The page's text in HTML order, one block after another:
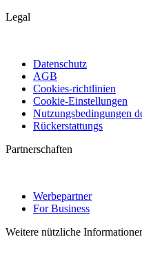
Legal
Datenschutz
AGB
Cookies-richtlinien
Cookie-Einstellungen
Nutzungsbedingungen
Rückerstattungs
Partnerschaften
Werbepartner
For Business
Weitere nützliche